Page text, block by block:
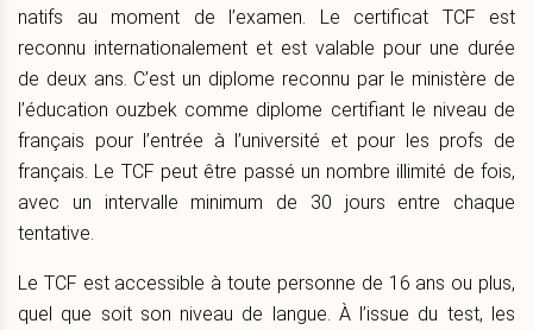
natifs au moment de l’examen. Le certificat TCF est
reconnu internationalement et est valable pour une durée
de deux ans. C’est un diplome reconnu par le ministère de
l’éducation ouzbek comme diplome certifiant le niveau de
français pour l’entrée à l’université et pour les profs de
français. Le TCF peut être passé un nombre illimité de fois,
avec un intervalle minimum de 30 jours entre chaque
tentative.
Le TCF est accessible à toute personne de 16 ans ou plus,
quel que soit son niveau de langue. À l’issue du test, les